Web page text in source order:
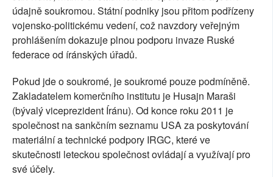
údajně soukromou. Státní podniky jsou přitom podřízeny
vojensko-politickému vedení, což navzdory veřejným
prohlášením dokazuje plnou podporu invaze Ruské
federace od íránských úřadů.
Pokud jde o soukromé, je soukromé pouze podmíněně.
Zakladatelem komerčního institutu je Husajn Maraši
(bývalý viceprezident Íránu). Od konce roku 2011 je
společnost na sankčním seznamu USA za poskytování
materiální a technické podpory IRGC, které ve
skutečnosti leteckou společnost ovládají a využívají pro
své účely.